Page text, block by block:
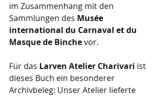
im Zusammenhang mit den
Sammlungen des Musée
international du Carnaval et du
Masque de Binche vor.
Für das Larven Atelier Charivari ist
dieses Buch ein besonderer
Archivbeleg: Unser Atelier lieferte